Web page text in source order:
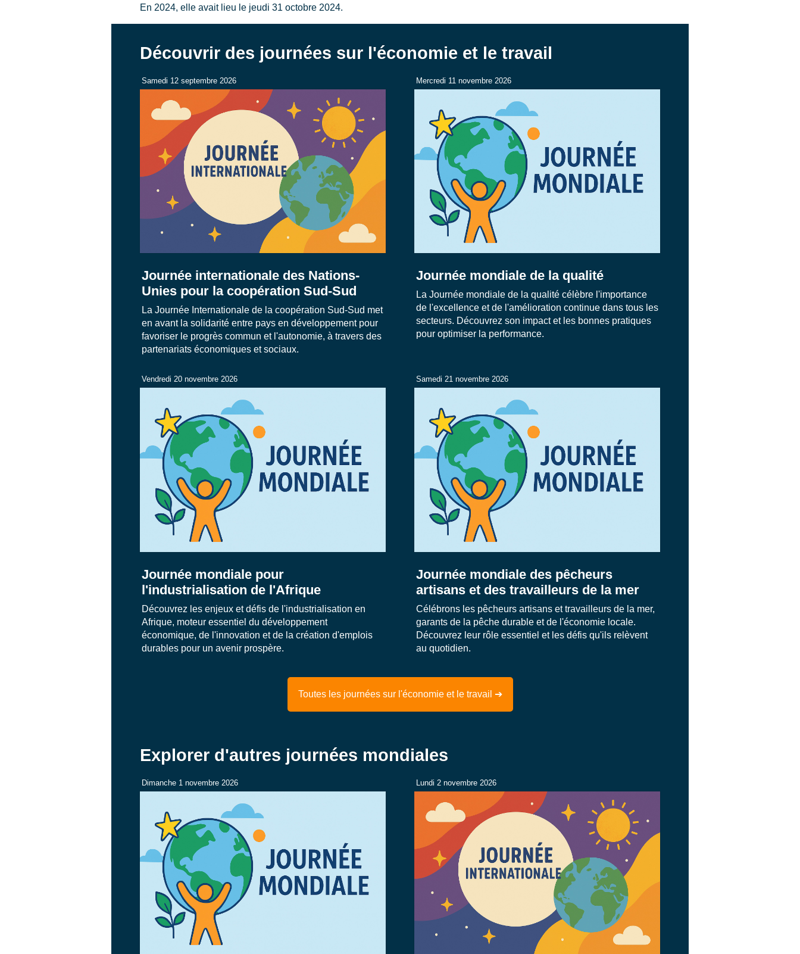
En 2024, elle avait lieu le jeudi 31 octobre 2024.
Découvrir des journées sur l'économie et le travail
Samedi 12 septembre 2026
Journée internationale des Nations-
Unies pour la coopération Sud-Sud
La Journée Internationale de la coopération Sud-Sud met
en avant la solidarité entre pays en développement pour
favoriser le progrès commun et l'autonomie, à travers des
partenariats économiques et sociaux.
Mercredi 11 novembre 2026
Journée mondiale de la qualité
La Journée mondiale de la qualité célèbre l'importance
de l'excellence et de l'amélioration continue dans tous les
secteurs. Découvrez son impact et les bonnes pratiques
pour optimiser la performance.
Vendredi 20 novembre 2026
Journée mondiale pour
l'industrialisation de l'Afrique
Découvrez les enjeux et défis de l'industrialisation en
Afrique, moteur essentiel du développement
économique, de l'innovation et de la création d'emplois
durables pour un avenir prospère.
Samedi 21 novembre 2026
Journée mondiale des pêcheurs
artisans et des travailleurs de la mer
Célébrons les pêcheurs artisans et travailleurs de la mer,
garants de la pêche durable et de l'économie locale.
Découvrez leur rôle essentiel et les défis qu'ils relèvent
au quotidien.
Toutes les journées sur l'économie et le travail ➔
Explorer d'autres journées mondiales
Dimanche 1 novembre 2026 Lundi 2 novembre 2026